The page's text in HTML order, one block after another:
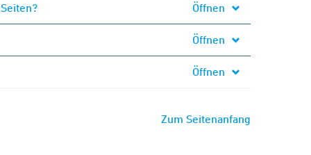
Öffnen
Öffnen
Öffnen
Zum Seitenanfang